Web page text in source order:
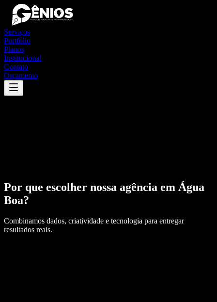
Serviços
Portfólio
Planos
Institucional
Contato
Orçamento
Por que escolher nossa agência em Água
Boa?
Combinamos dados, criatividade e tecnologia para entregar
resultados reais.